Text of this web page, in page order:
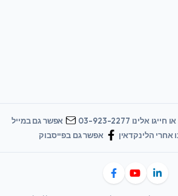
או חייגו אלינו 03-923-2277
אפשר גם במייל
אחרי הלינקדאין
אפשר גם בפייסבוק